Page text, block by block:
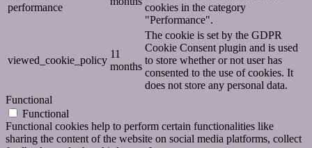
performance
cookies in the category
"Performance".
viewed_cookie_policy
11
months
The cookie is set by the GDPR
Cookie Consent plugin and is used
to store whether or not user has
consented to the use of cookies. It
does not store any personal data.
Functional
Functional
Functional cookies help to perform certain functionalities like
sharing the content of the website on social media platforms, collect